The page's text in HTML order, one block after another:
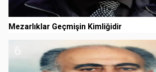
Mezarlıklar Geçmişin Kimliğidir